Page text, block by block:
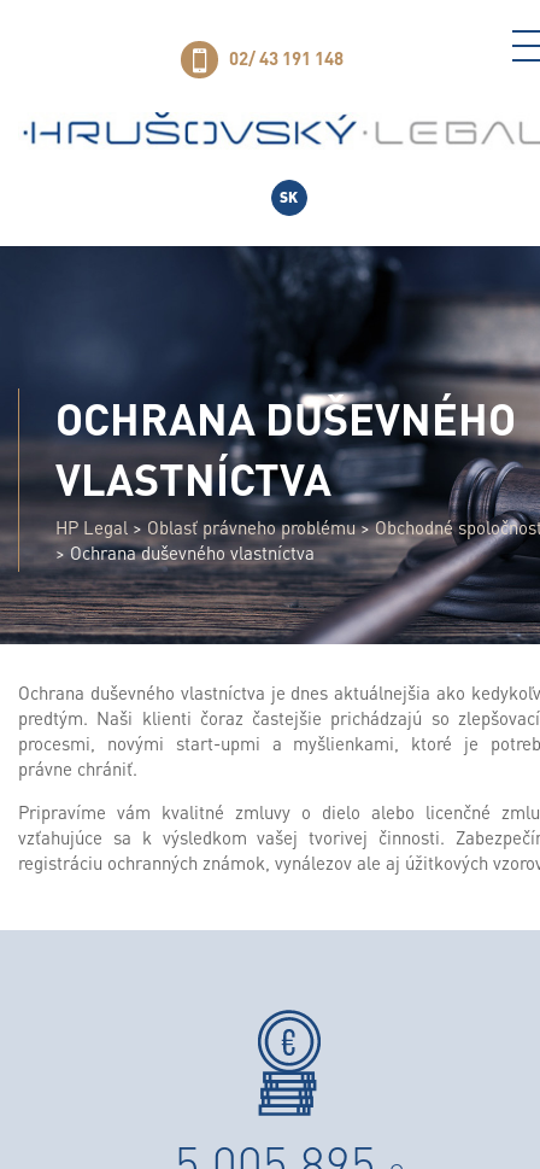
02/ 43 191 148
SK
OCHRANA DUŠEVNÉHO
VLASTNÍCTVA
HP Legal > Oblasť právneho problému>Obchodné
> Ochrana duševného vlastníctva
Ochrana duševného vlastníctva je dnes aktuálnejšia ako
predtým. Naši klienti čoraz častejšie prichádzajú so
procesmi, novými start-upmi a myšlienkami, ktoré je
právne chrániť.
Pripravíme vám kvalitné zmluvy o dielo alebo licenčné
vzťahujúce sa k výsledkom vašej tvorivej činnosti.
registráciu ochranných známok, vynálezov ale aj úžitkových